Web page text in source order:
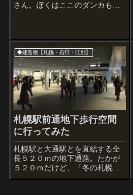
さん。ぼくはここのダンカもな
いたからね。今回、お寺の方に
同行いただいてお話を聞きなが
ら館内を見学した。...
◆建造物【札幌・石狩・江別】
札幌駅前通地下歩行空間
に行ってみた
札幌駅と大通駅とを直結する全
長５２０ｍの地下通路。たかが
５２０ｍだけど、「冬の札幌街
歩き」にはとても大きな環境の